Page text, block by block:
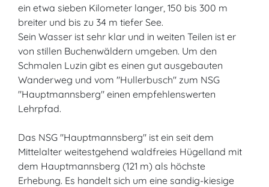
ein etwa sieben Kilometer langer, 150 bis 300 m
breiter und bis zu 34 m tiefer See.
Sein Wasser ist sehr klar und in weiten Teilen ist er
von stillen Buchenwäldern umgeben. Um den
Schmalen Luzin gibt es einen gut ausgebauten
Wanderweg und vom "Hullerbusch" zum NSG
"Hauptmannsberg" einen empfehlenswerten
Lehrpfad.
Das NSG "Hauptmannsberg" ist ein seit dem
Mittelalter weitestgehend waldfreies Hügelland mit
dem Hauptmannsberg (121 m) als höchste
Erhebung. Es handelt sich um eine sandig-kiesige